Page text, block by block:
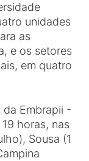
unidades
as
e os setores
em quatro
da Embrapii -
horas, nas
Sousa (1